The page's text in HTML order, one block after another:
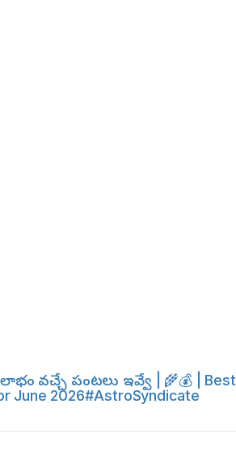
వచ్చే పంటలు ఇవ్వే | 🌾💰 | Best
June 2026#AstroSyndicate